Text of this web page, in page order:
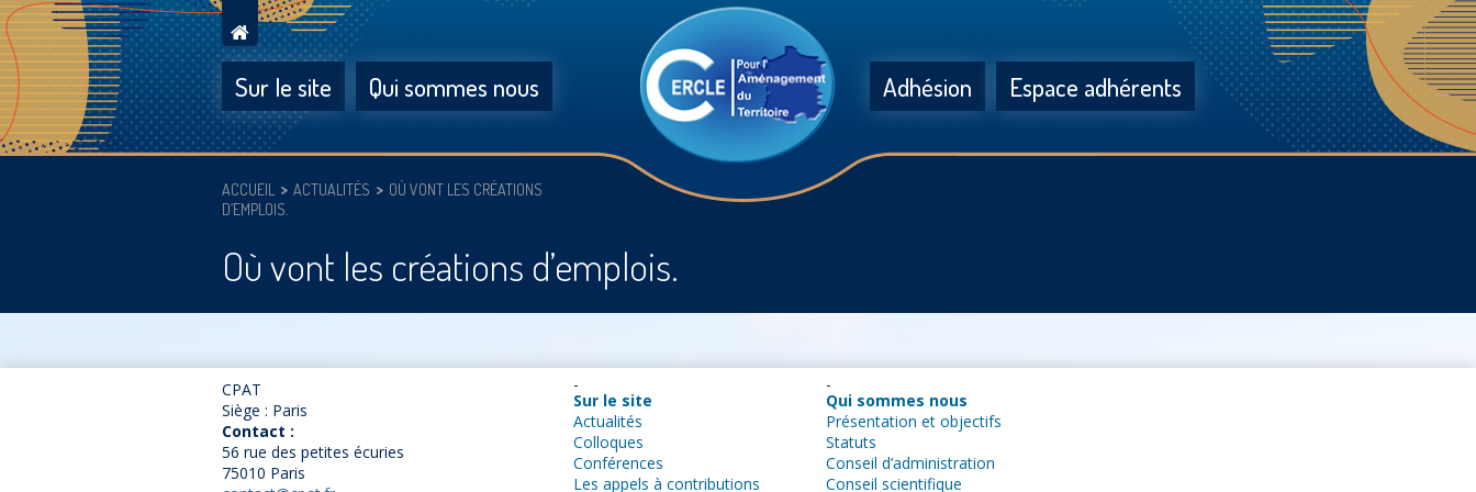
Sur le site Qui sommes nous Adhésion Espace adhérents
ACCUEIL ACTUALITÉS
OÙ VONT LES CRÉATIONS
D’EMPLOIS.
Où vont les créations d’emplois.
CPAT
Siège : Paris
Contact :
56 rue des petites écuries
75010 Paris
Sur le site
Actualités
Colloques
Conférences
Les appels à contributions
Qui sommes nous
Présentation et objectifs
Statuts
Conseil d’administration
Conseil scientifique